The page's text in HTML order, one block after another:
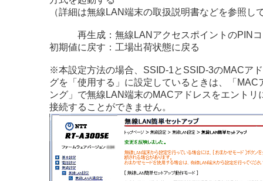
（詳細は無線LAN端末の取扱説明書などを参照し
再生成 ：無線LANアクセスポイントのPIN
初期値に戻す ：工場出荷状態に戻る
※本設定方法の場合、SSID-1とSSID-3のMACア
グを「使用する」に設定しているときは、「MAC
ング」で無線LAN端末のMACアドレスをエントリ
接続することができません。